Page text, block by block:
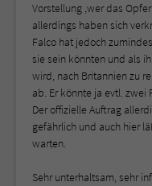
Vorstellung ,wer das
allerdings haben sich
Falco hat jedoch
sie sein könnten und als
wird, nach Britannien zu
ab. Er könnte ja evtl. zwei
Der offizielle Auftrag
gefährlich und auch hier
warten.
Sehr unterhaltsam, sehr